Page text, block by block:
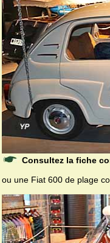
Consultez la fiche
ou une Fiat 600 de plage